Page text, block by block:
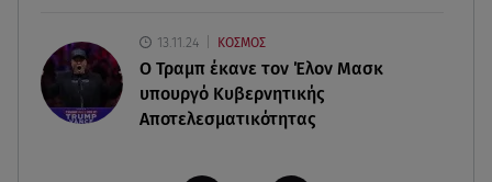
13.11.24 ΚΟΣΜΟΣ
O Τραμπ έκανε τον Έλον Μασκ
υπουργό Κυβερνητικής
Αποτελεσματικότητας